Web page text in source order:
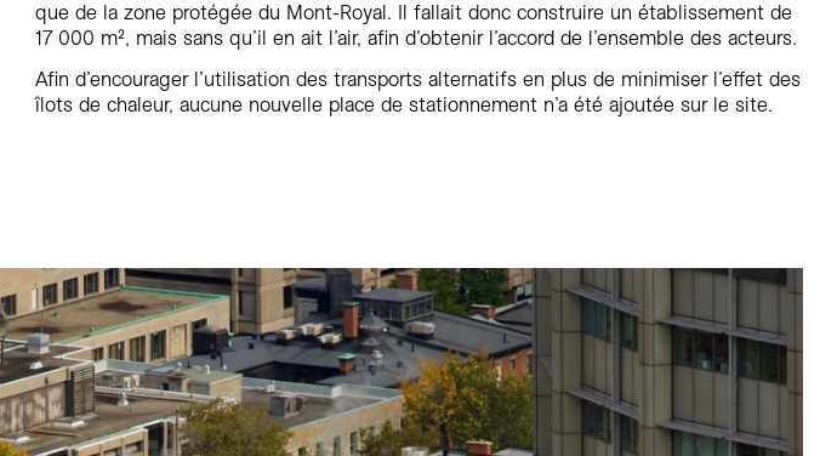
que de la zone protégée du Mont-Royal. Il fallait donc construire un établissement de
17 000 m², mais sans qu’il en ait l’air, afin d’obtenir l’accord de l’ensemble des acteurs.
Afin d’encourager l’utilisation des transports alternatifs en plus de minimiser l’effet des
îlots de chaleur, aucune nouvelle place de stationnement n’a été ajoutée sur le site.